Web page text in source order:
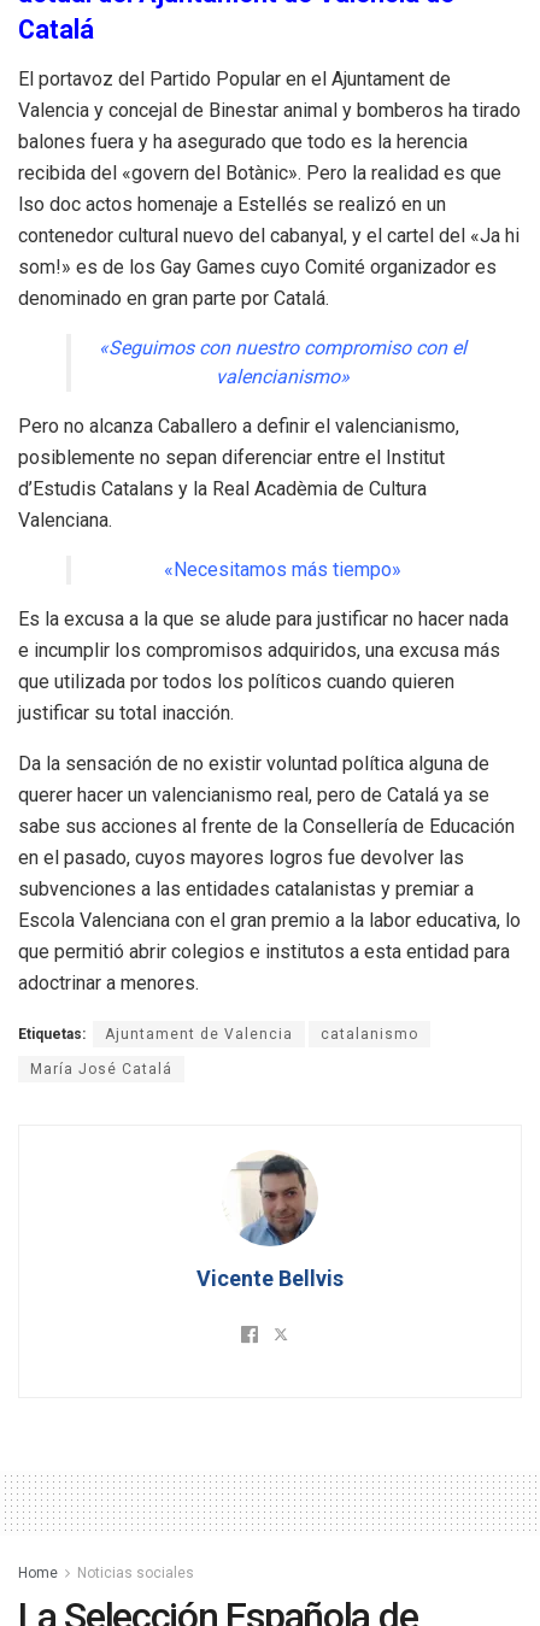
Catalá
El portavoz del Partido Popular en el Ajuntament de
Valencia y concejal de Binestar animal y bomberos ha tirado
balones fuera y ha asegurado que todo es la herencia
recibida del «govern del Botànic». Pero la realidad es que
lso doc actos homenaje a Estellés se realizó en un
contenedor cultural nuevo del cabanyal, y el cartel del «Ja hi
som!» es de los Gay Games cuyo Comité organizador es
denominado en gran parte por Catalá.
«Seguimos con nuestro compromiso con el
valencianismo»
Pero no alcanza Caballero a definir el valencianismo,
posiblemente no sepan diferenciar entre el Institut
d’Estudis Catalans y la Real Acadèmia de Cultura
Valenciana.
«Necesitamos más tiempo»
Es la excusa a la que se alude para justificar no hacer nada
e incumplir los compromisos adquiridos, una excusa más
que utilizada por todos los políticos cuando quieren
justificar su total inacción.
Da la sensación de no existir voluntad política alguna de
querer hacer un valencianismo real, pero de Catalá ya se
sabe sus acciones al frente de la Consellería de Educación
en el pasado, cuyos mayores logros fue devolver las
subvenciones a las entidades catalanistas y premiar a
Escola Valenciana con el gran premio a la labor educativa, lo
que permitió abrir colegios e institutos a esta entidad para
adoctrinar a menores.
Etiquetas: Ajuntament de Valencia catalanismo
María José Catalá
Vicente Bellvis
Home Noticias sociales
La Selección Española de